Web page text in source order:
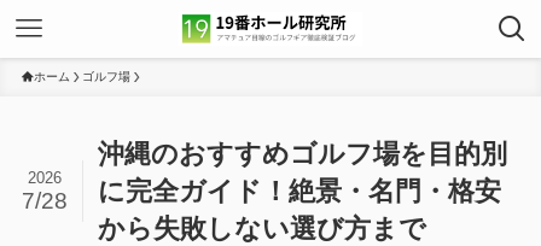
ホーム ゴルフ場
沖縄のおすすめゴルフ場を目的別
に完全ガイド！絶景・名門・格安
から失敗しない選び方まで
2026
7/28